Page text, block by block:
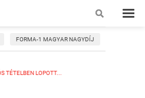
FORMA-1 MAGYAR NAGYDÍJ
TÉTELBEN LOPOTT...